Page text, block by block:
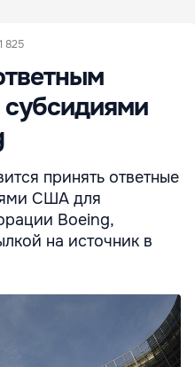
1 825
принять ответные
США для
Boeing,
на источник в